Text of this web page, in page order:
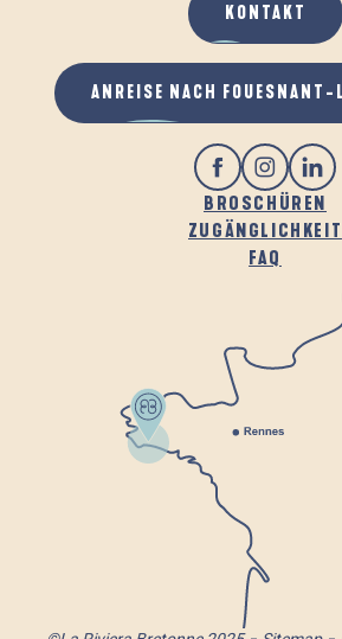
BROSCHÜREN
ZUGÄNGLICHKEIT
FAQ
KONTAKT
ANREISE NACH FOUESNANT-